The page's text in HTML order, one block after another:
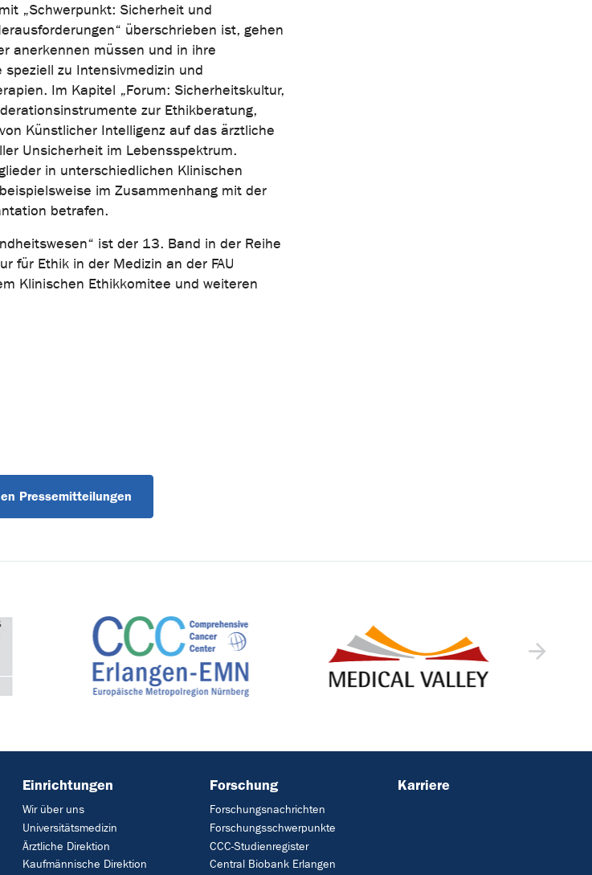
„Schwerpunkt: Sicherheit und
überschrieben ist, gehen
anerkennen müssen und in ihre
zu Intensivmedizin und
Im Kapitel „Forum: Sicherheitskultur,
zur Ethikberatung,
Künstlicher Intelligenz auf das ärztliche
Unsicherheit im Lebensspektrum.
in unterschiedlichen Klinischen
im Zusammenhang mit der
betrafen.
ist der 13. Band in der Reihe
für Ethik in der Medizin an der FAU
Klinischen Ethikkomitee und weiteren
Pressemitteilungen
Einrichtungen
Wir über uns
Universitätsmedizin
Ärztliche Direktion
Kaufmännische Direktion
Forschung
Forschungsnachrichten
Forschungsschwerpunkte
CCC-Studienregister
Central Biobank Erlangen
Karriere